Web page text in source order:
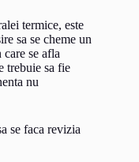
termice, este
sa se cheme un
se afla
trebuie sa fie
nu
se faca revizia